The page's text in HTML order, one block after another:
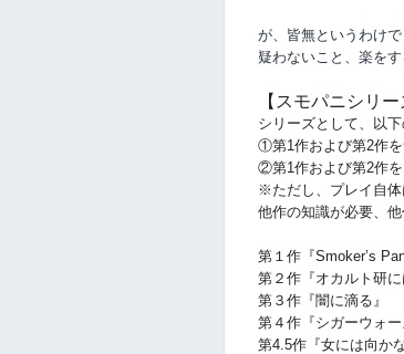
が、皆無というわけ
疑わないこと、楽を
【スモパニシリー
シリーズとして、以
①第1作および第2作
②第1作および第2作を
※ただし、プレイ自体
他作の知識が必要、
第１作『Smoker’s
第２作『オカルト研に
第３作『闇に滴る』
第４作『シガーウォー
第4.5作『女には向か